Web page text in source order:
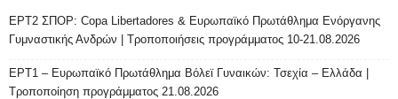
ΕΡΤ2 ΣΠΟΡ: Copa Libertadores & Ευρωπαϊκό Πρωτάθλημα Ενόργανης
Γυμναστικής Ανδρών | Τροποποιήσεις προγράμματος 10-21.08.2026
ΕΡΤ1 – Ευρωπαϊκό Πρωτάθλημα Βόλεϊ Γυναικών: Τσεχία – Ελλάδα |
Τροποποίηση προγράμματος 21.08.2026